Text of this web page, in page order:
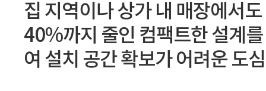
집 지역이나 상가 내 매장에서
40%까지 줄인 컴팩트한 설계
여 설치 공간 확보가 어려운 도